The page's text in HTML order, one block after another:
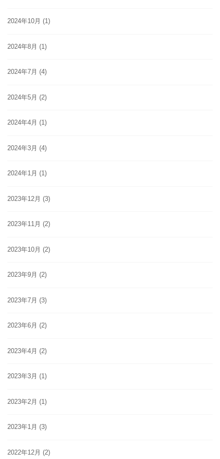
2024年10月 (1)
2024年8月 (1)
2024年7月 (4)
2024年5月 (2)
2024年4月 (1)
2024年3月 (4)
2024年1月 (1)
2023年12月 (3)
2023年11月 (2)
2023年10月 (2)
2023年9月 (2)
2023年7月 (3)
2023年6月 (2)
2023年4月 (2)
2023年3月 (1)
2023年2月 (1)
2023年1月 (3)
2022年12月 (2)